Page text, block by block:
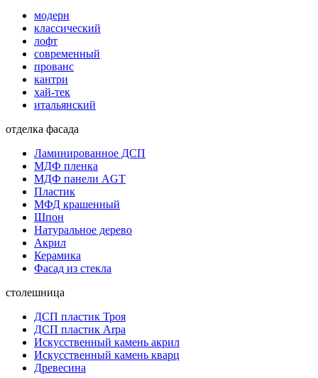
модерн
классический
лофт
современный
прованс
кантри
хай-тек
итальянский
отделка фасада
Ламинированное ДСП
МДФ пленка
МДФ панели AGT
Пластик
МФД крашенный
Шпон
Натуральное дерево
Акрил
Керамика
Фасад из стекла
столешница
ДСП пластик Троя
ДСП пластик Arpa
Искусственный камень акрил
Искусственный камень кварц
Древесина